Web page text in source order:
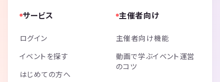
サービス
ログイン
イベントを探す
はじめての方へ
主催者向け
主催者向け機能
動画で学ぶイベント運営
のコツ